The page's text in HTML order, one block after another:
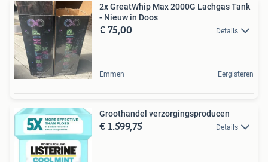
2x GreatWhip Max 2000G Lachgas Tank
- Nieuw in Doos
€ 75,00 Details
Emmen Eergisteren
Groothandel verzorgingsproducen
€ 1.599,75 Details